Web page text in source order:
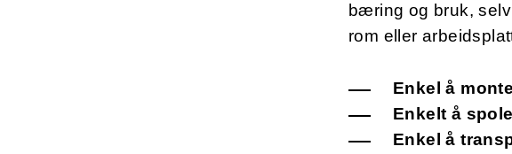
bæring og bruk,
rom eller
Enkel å
Enkelt å
Enkel å